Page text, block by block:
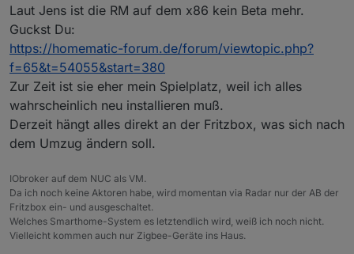
denk bitte daran, das sowohl Debmatic wie auch
RaspberryMatic auf x86 noch Beta sind.
Gruß,
Eric
Laut Jens ist die RM auf dem x86 kein Beta mehr.
Guckst Du:
https://homematic-forum.de/forum/viewtopic.php?
f=65&t=54055&start=380
Zur Zeit ist sie eher mein Spielplatz, weil ich alles
wahrscheinlich neu installieren muß.
Derzeit hängt alles direkt an der Fritzbox, was sich nach
dem Umzug ändern soll.
IObroker auf dem NUC als VM.
Da ich noch keine Aktoren habe, wird momentan via Radar nur der AB der
Fritzbox ein- und ausgeschaltet.
Welches Smarthome-System es letztendlich wird, weiß ich noch nicht.
Vielleicht kommen auch nur Zigbee-Geräte ins Haus.